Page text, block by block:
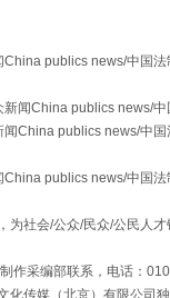
疾人未来5年
publics news/中国
闻China publics news/
China publics news/中
publics news/中国
社会/公众/民众/公民人
作采编部联系，电话：
化传媒（北京）有限公司